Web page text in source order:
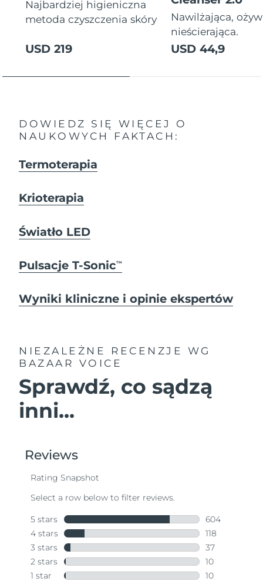
Najbardziej higieniczna
metoda czyszczenia skóry
USD 219
Nawilżająca,
nieścierająca.
USD 44,9
DOWIEDZ SIĘ WIĘCEJ O
NAUKOWYCH FAKTACH:
Termoterapia
Krioterapia
Światło LED
Pulsacje T-SonicTM
Wyniki kliniczne i opinie ekspertów
NIEZALEŻNE RECENZJE
WG
BAZAAR VOICE
Sprawdź, co sądzą
inni...